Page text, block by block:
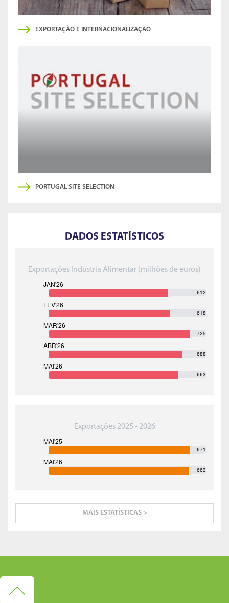
EXPORTAÇÃO E INTERNACIONALIZAÇÃO
PORTUGAL SITE SELECTION
DADOS ESTATÍSTICOS
Exportações Indústria Alimentar (milhões de euros)
612
618
725
688
663
Exportações 2025 - 2026
671
663
MAIS ESTATÍSTICAS >